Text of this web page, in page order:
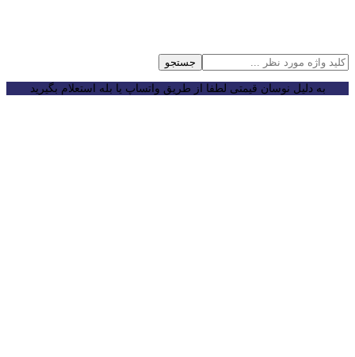
جستجو
به دلیل نوسان قیمتی لطفا از طریق واتساپ یا بله استعلام بگیرید